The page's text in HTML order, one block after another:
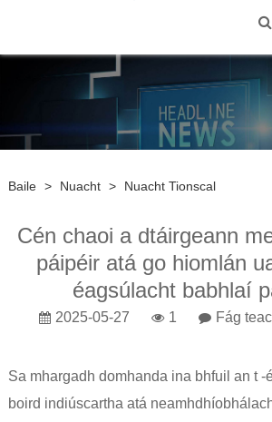
Baile > Nuacht > Nuacht Tionscal
Cén chaoi a dtáirgeann
páipéir atá go hiomlán
éagsúlacht babhlaí
2025-05-27 1 Fág
Sa mhargadh domhanda ina bhfuil an t -
boird indiúscartha atá